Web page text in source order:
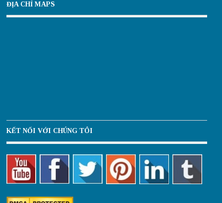
ĐỊA CHỈ MAPS
KẾT NỐI VỚI CHÚNG TÔI